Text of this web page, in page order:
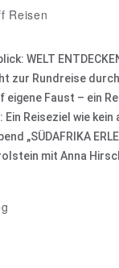
Reisen
WELT
zur Rundreise
eigene Faust – ein
Ein Reiseziel wie kein
„SÜDAFRIKA
mit Anna